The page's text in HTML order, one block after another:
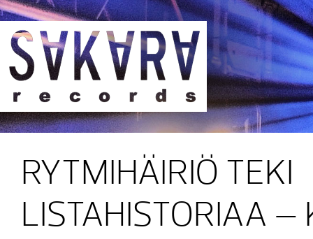
Sakara Records
RYTMIHÄIRIÖ TEKI
LISTAHISTORIAA –